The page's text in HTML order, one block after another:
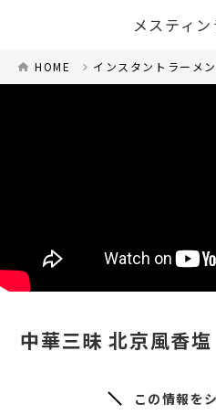
メスティ
HOME インスタントラーメン
中華三昧 北京風香塩
この情報を